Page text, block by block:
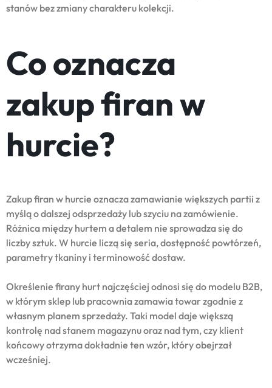
stanów bez zmiany charakteru kolekcji.
Co oznacza
zakup firan w
hurcie?
Zakup firan w hurcie oznacza zamawianie większych partii z
myślą o dalszej odsprzedaży lub szyciu na zamówienie.
Różnica między hurtem a detalem nie sprowadza się do
liczby sztuk. W hurcie liczą się seria, dostępność powtórzeń,
parametry tkaniny i terminowość dostaw.
Określenie firany hurt najczęściej odnosi się do modelu B2B,
w którym sklep lub pracownia zamawia towar zgodnie z
własnym planem sprzedaży. Taki model daje większą
kontrolę nad stanem magazynu oraz nad tym, czy klient
końcowy otrzyma dokładnie ten wzór, który obejrzał
wcześniej.